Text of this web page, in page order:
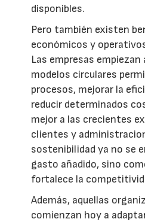
disponibles.
Pero también existen
económicos y
Las empresas empiezan
modelos circulares
procesos, mejorar la
reducir determinados
mejor a las crecientes
clientes y
sostenibilidad ya no se
gasto añadido, sino
fortalece la
Además, aquellas
comienzan hoy a